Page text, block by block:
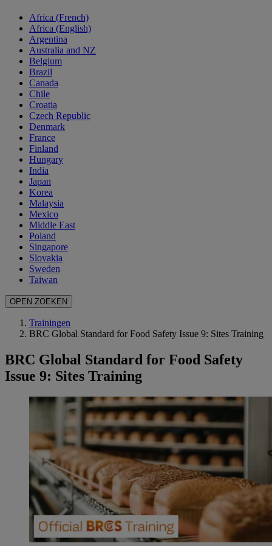
Africa (French)
Africa (English)
Argentina
Australia and NZ
Belgium
Brazil
Canada
Chile
Croatia
Czech Republic
Denmark
France
Finland
Hungary
India
Japan
Korea
Malaysia
Mexico
Middle East
Poland
Singapore
Slovakia
Sweden
Taiwan
OPEN ZOEKEN
Trainingen
BRC Global Standard for Food Safety Issue 9: Sites Training
BRC Global Standard for Food Safety
Issue 9: Sites Training